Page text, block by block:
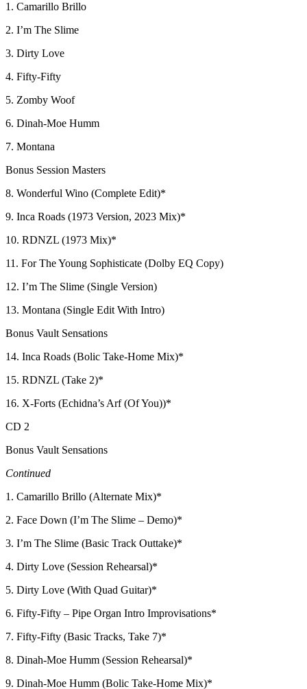
1. Camarillo Brillo
2. I’m The Slime
3. Dirty Love
4. Fifty-Fifty
5. Zomby Woof
6. Dinah-Moe Humm
7. Montana
Bonus Session Masters
8. Wonderful Wino (Complete Edit)*
9. Inca Roads (1973 Version, 2023 Mix)*
10. RDNZL (1973 Mix)*
11. For The Young Sophisticate (Dolby EQ Copy)
12. I’m The Slime (Single Version)
13. Montana (Single Edit With Intro)
Bonus Vault Sensations
14. Inca Roads (Bolic Take-Home Mix)*
15. RDNZL (Take 2)*
16. X-Forts (Echidna’s Arf (Of You))*
CD 2
Bonus Vault Sensations
Continued
1. Camarillo Brillo (Alternate Mix)*
2. Face Down (I’m The Slime – Demo)*
3. I’m The Slime (Basic Track Outtake)*
4. Dirty Love (Session Rehearsal)*
5. Dirty Love (With Quad Guitar)*
6. Fifty-Fifty – Pipe Organ Intro Improvisations*
7. Fifty-Fifty (Basic Tracks, Take 7)*
8. Dinah-Moe Humm (Session Rehearsal)*
9. Dinah-Moe Humm (Bolic Take-Home Mix)*